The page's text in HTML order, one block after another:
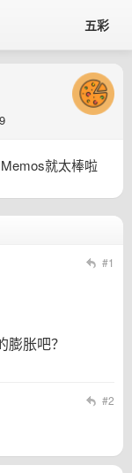
五彩
就太棒啦
#1
胀吧？
#2